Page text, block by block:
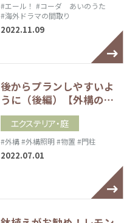
#エール！ #コーダ あいのうた
#海外ドラマの間取り
2022.11.09
後からプランしやすいよ
うに（後編）【外構の…
エクステリア・庭
#外構#外構照明 #物置 #門柱
2022.07.01